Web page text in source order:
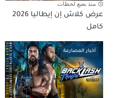
منذ بضع لحظات
عرض كلاش إن إيطاليا 2026
كامل
أخبار المصارعة